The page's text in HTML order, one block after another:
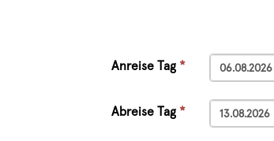
Anreise Tag *
Abreise Tag *